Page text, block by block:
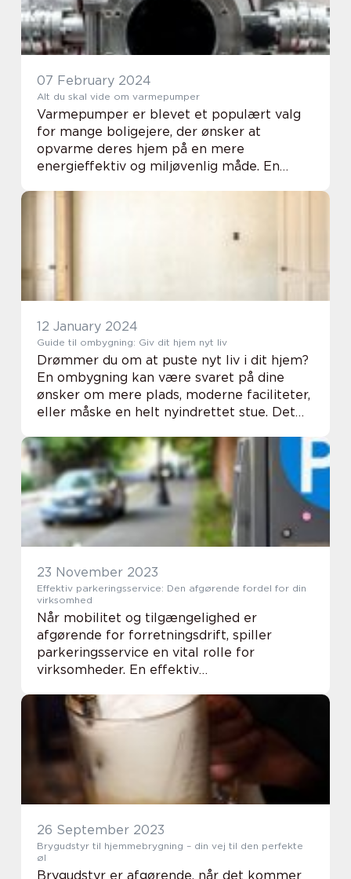
07 February 2024
Alt du skal vide om varmepumper
Varmepumper er blevet et populært valg
for mange boligejere, der ønsker at
opvarme deres hjem på en mere
energieffektiv og miljøvenlig måde. En
12 January 2024
Guide til ombygning: Giv dit hjem nyt liv
Drømmer du om at puste nyt liv i dit hjem?
En ombygning kan være svaret på dine
ønsker om mere plads, moderne faciliteter,
eller måske en helt nyindrettet stue. Det
men med den rette planlægning og
ekspertise kan...
23 November 2023
Effektiv parkeringsservice: Den afgørende fordel for din
virksomhed
Når mobilitet og tilgængelighed er
afgørende for forretningsdrift, spiller
parkeringsservice en vital rolle for
virksomheder. En effektiv
problemfri parkeringsoplevelse for
medarbejdere, kunder og leverandører. D...
26 September 2023
Brygudstyr til hjemmebrygning – din vej til den perfekte
øl
Brygudstyr er afgørende, når det kommer